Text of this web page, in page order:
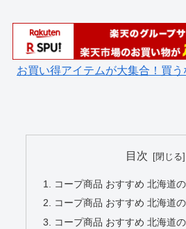
お買い得アイテムが大集合！買
目次
コープ商品 おすすめ 北海道
コープ商品 おすすめ 北海道
コープ商品 おすすめ 北海道